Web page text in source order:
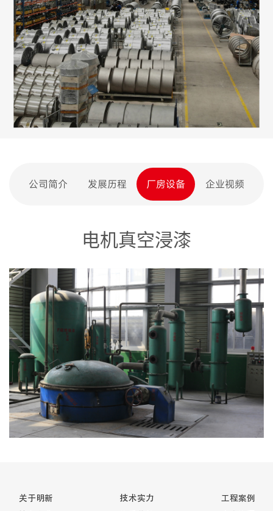
公司简介 发展历程 厂房设备 企业视频
电机真空浸漆
关于明新
技术实力
工程案例